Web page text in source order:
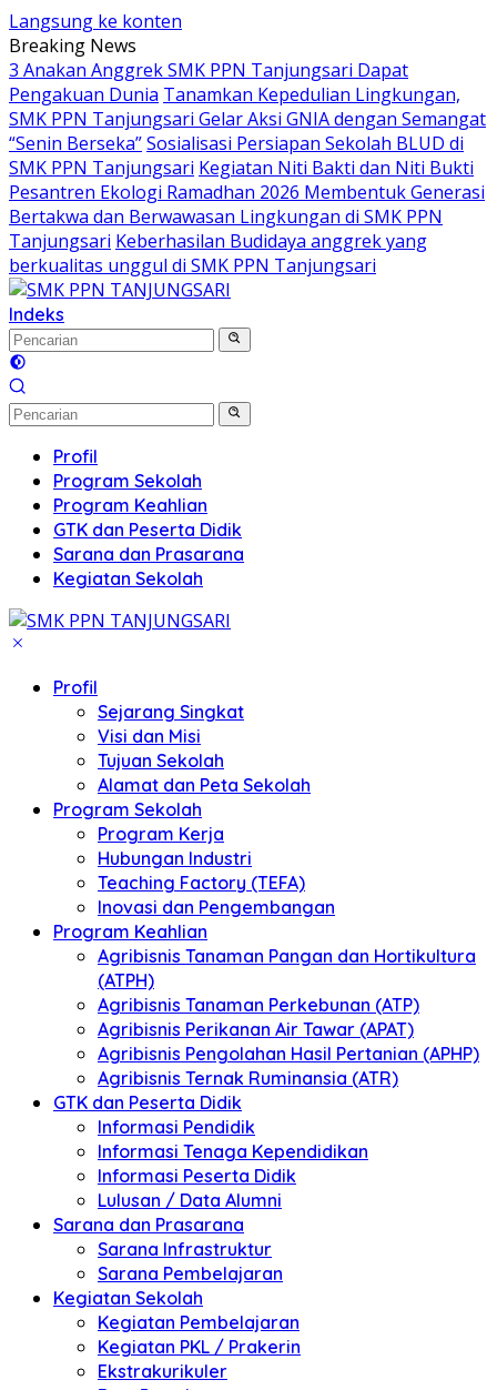
Langsung ke konten
Breaking News
3 Anakan Anggrek SMK PPN Tanjungsari Dapat
Pengakuan Dunia Tanamkan Kepedulian Lingkungan,
SMK PPN Tanjungsari Gelar Aksi GNIA dengan Semangat
“Senin Berseka”Sosialisasi Persiapan Sekolah BLUD di
SMK PPN Tanjungsari Kegiatan Niti Bakti dan Niti Bukti
Pesantren Ekologi Ramadhan 2026 Membentuk Generasi
Bertakwa dan Berwawasan Lingkungan di SMK PPN
Tanjungsari Keberhasilan Budidaya anggrek yang
berkualitas unggul di SMK PPN Tanjungsari
Indeks
Profil
Program Sekolah
Program Keahlian
GTK dan Peserta Didik
Sarana dan Prasarana
Kegiatan Sekolah
Profil
Sejarang Singkat
Visi dan Misi
Tujuan Sekolah
Alamat dan Peta Sekolah
Program Sekolah
Program Kerja
Hubungan Industri
Teaching Factory (TEFA)
Inovasi dan Pengembangan
Program Keahlian
Agribisnis Tanaman Pangan dan Hortikultura
(ATPH)
Agribisnis Tanaman Perkebunan (ATP)
Agribisnis Perikanan Air Tawar (APAT)
Agribisnis Pengolahan Hasil Pertanian (APHP)
Agribisnis Ternak Ruminansia (ATR)
GTK dan Peserta Didik
Informasi Pendidik
Informasi Tenaga Kependidikan
Informasi Peserta Didik
Lulusan / Data Alumni
Sarana dan Prasarana
Sarana Infrastruktur
Sarana Pembelajaran
Kegiatan Sekolah
Kegiatan Pembelajaran
Kegiatan PKL / Prakerin
Ekstrakurikuler